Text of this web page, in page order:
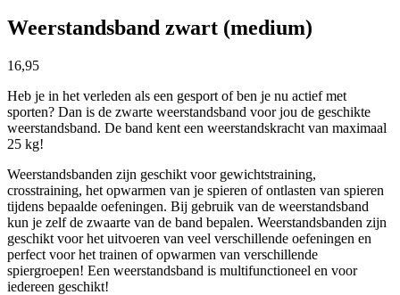
Weerstandsband zwart (medium)
16,95
Heb je in het verleden als een gesport of ben je nu actief met
sporten? Dan is de zwarte weerstandsband voor jou de geschikte
weerstandsband. De band kent een weerstandskracht van maximaal
25 kg!
Weerstandsbanden zijn geschikt voor gewichtstraining,
crosstraining, het opwarmen van je spieren of ontlasten van spieren
tijdens bepaalde oefeningen. Bij gebruik van de weerstandsband
kun je zelf de zwaarte van de band bepalen. Weerstandsbanden zijn
geschikt voor het uitvoeren van veel verschillende oefeningen en
perfect voor het trainen of opwarmen van verschillende
spiergroepen! Een weerstandsband is multifunctioneel en voor
iedereen geschikt!